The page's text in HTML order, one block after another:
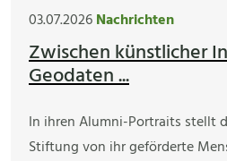
03.07.2026Nachrichten
Zwischen künstlicher
Geodaten ...
In ihren Alumni-Portraits stellt
Stiftung von ihr geförderte